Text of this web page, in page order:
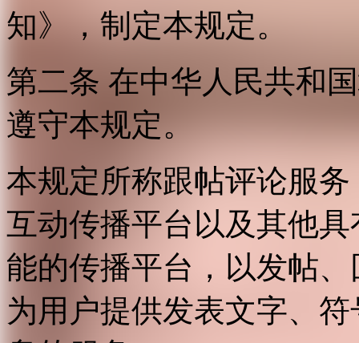
知》，制定本规定。
第二条 在中华人民共和
遵守本规定。
本规定所称跟帖评论服
互动传播平台以及其他
能的传播平台，以发帖
为用户提供发表文字、